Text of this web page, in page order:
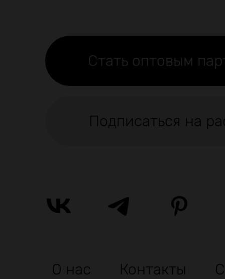
Стать оптовым
Подписаться на
О нас Контакты